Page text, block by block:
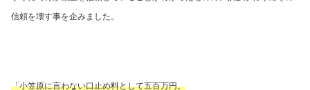
信頼を壊す事を企みました。
「小笠原に言わない口止め料として五百万円。